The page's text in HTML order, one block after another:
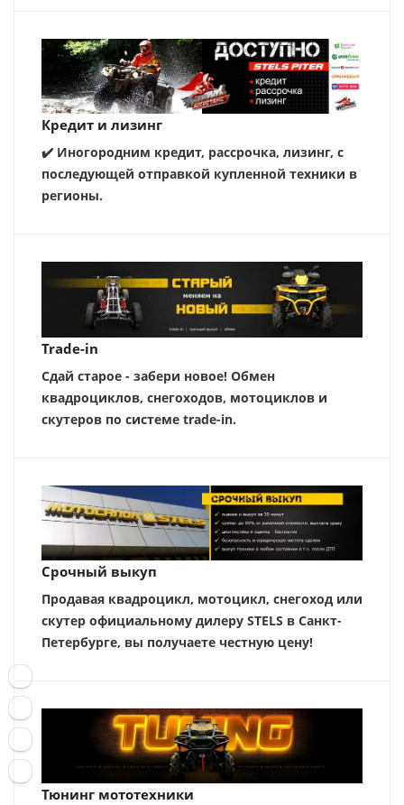
Кредит и лизинг
✔️ Иногородним кредит, рассрочка, лизинг, с
последующей отправкой купленной техники в
регионы.
Trade-in
Сдай старое - забери новое! Обмен
квадроциклов, снегоходов, мотоциклов и
скутеров по системе trade-in.
Срочный выкуп
Продавая квадроцикл, мотоцикл, снегоход или
скутер официальному дилеру STELS в Санкт-
Петербурге, вы получаете честную цену!
Тюнинг мототехники